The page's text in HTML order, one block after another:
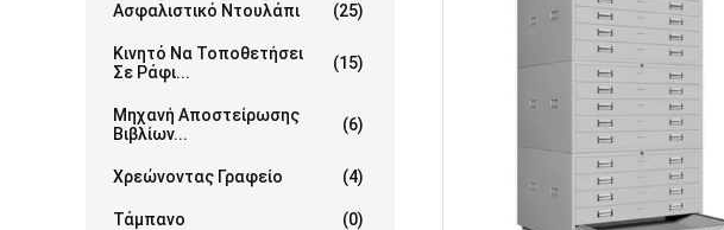
Ασφαλιστικό Ντουλάπι (25)
Κινητό Να Τοποθετήσει
Σε Ράφι...
(15)
Μηχανή Αποστείρωσης
Βιβλίων...
(6)
Χρεώνοντας Γραφείο (4)
Τάμπανο (0)